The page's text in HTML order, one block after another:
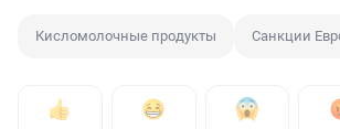
Кисломолочные продукты Санкции